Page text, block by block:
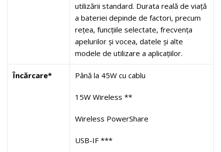
utilizării standard. Durata reală de viață
a bateriei depinde de factori, precum
rețea, funcțiile selectate, frecvența
apelurilor și vocea, datele și alte
modele de utilizare a aplicațiilor.
Încărcare* Până la 45W cu cablu
15W Wireless **
Wireless PowerShare
USB-IF ***